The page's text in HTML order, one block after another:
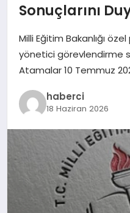
EKONOMI
MAGAZIN
SAĞLIK
SIYASET
Sonuçlarını
Milli Eğitim Bakanlığı
yönetici görevlendirme
Atamalar 10 Temmuz
haberci
18 Haziran 2026